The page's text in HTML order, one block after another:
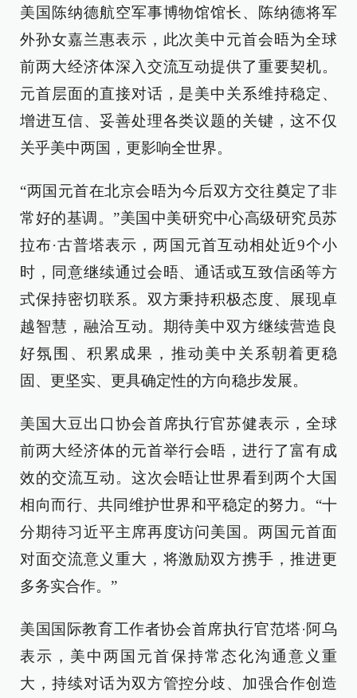
美国陈纳德航空军事博物馆馆长、陈纳德将军
外孙女嘉兰惠表示，此次美中元首会晤为全球
前两大经济体深入交流互动提供了重要契机。
元首层面的直接对话，是美中关系维持稳定、
增进互信、妥善处理各类议题的关键，这不仅
关乎美中两国，更影响全世界。
“两国元首在北京会晤为今后双方交往奠定了非
常好的基调。”美国中美研究中心高级研究员苏
拉布·古普塔表示，两国元首互动相处近9个小
时，同意继续通过会晤、通话或互致信函等方
式保持密切联系。双方秉持积极态度、展现卓
越智慧，融洽互动。期待美中双方继续营造良
好氛围、积累成果，推动美中关系朝着更稳
固、更坚实、更具确定性的方向稳步发展。
美国大豆出口协会首席执行官苏健表示，全球
前两大经济体的元首举行会晤，进行了富有成
效的交流互动。这次会晤让世界看到两个大国
相向而行、共同维护世界和平稳定的努力。“十
分期待习近平主席再度访问美国。两国元首面
对面交流意义重大，将激励双方携手，推进更
多务实合作。”
美国国际教育工作者协会首席执行官范塔·阿乌
表示，美中两国元首保持常态化沟通意义重
大，持续对话为双方管控分歧、加强合作创造